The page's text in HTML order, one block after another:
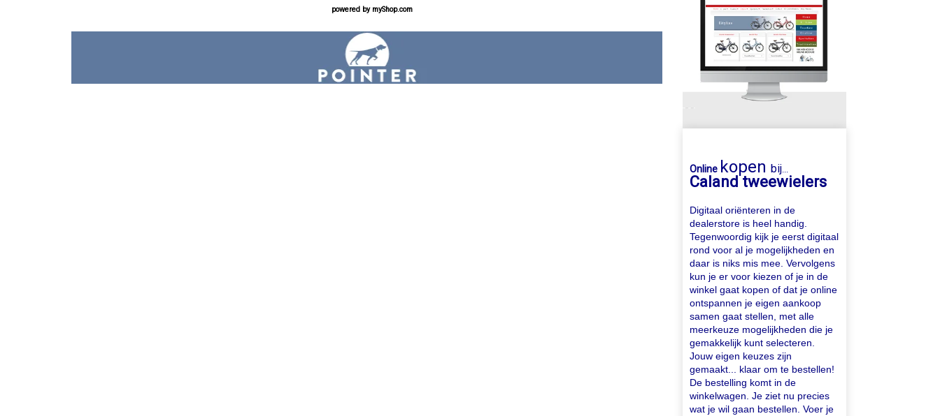
powered by myShop.com
Online kopenbij...
Caland tweewielers
Digitaal oriënteren in de
dealerstore is heel handig.
Tegenwoordig kijk je eerst digitaal
rond voor al je mogelijkheden en
daar is niks mis mee. Vervolgens
kun je er voor kiezen of je in de
winkel gaat kopen of dat je online
ontspannen je eigen aankoop
samen gaat stellen, met alle
meerkeuze mogelijkheden die je
gemakkelijk kunt selecteren.
Jouw eigen keuzes zijn
gemaakt... klaar om te bestellen!
De bestelling komt in de
winkelwagen. Je ziet nu precies
wat je wil gaan bestellen. Voer je